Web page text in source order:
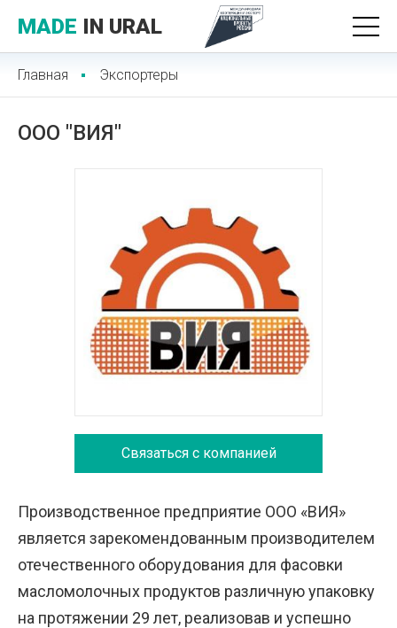
MADE IN URAL
Главная Экспортеры
ООО "ВИЯ"
Связаться с компанией
Производственное предприятие ООО «ВИЯ»
является зарекомендованным производителем
отечественного оборудования для фасовки
масломолочных продуктов различную упаковку
на протяжении 29 лет, реализовав и успешно